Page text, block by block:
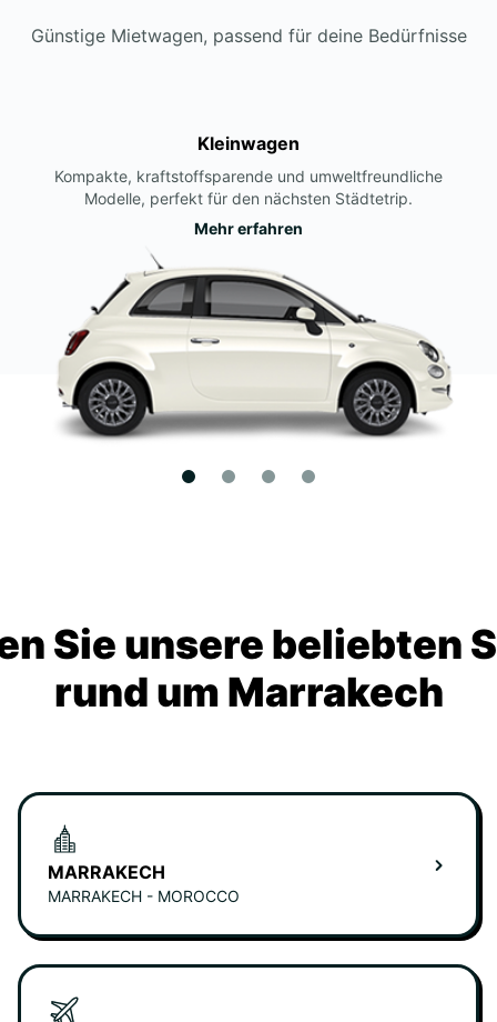
Günstige Mietwagen, passend für deine Bedürfnisse
Kleinwagen
Kompakte, kraftstoffsparende und umweltfreundliche
Modelle, perfekt für den nächsten Städtetrip.
Mehr erfahren
Sie unsere beliebten
rund um Marrakech
MARRAKECH
MARRAKECH - MOROCCO